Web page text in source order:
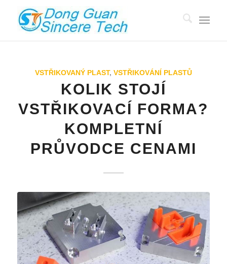
VSTŘIKOVANÝ PLAST, VSTŘIKOVÁNÍ PLASTŮ
KOLIK STOJÍ
VSTŘIKOVACÍ FORMA?
KOMPLETNÍ
PRŮVODCE CENAMI